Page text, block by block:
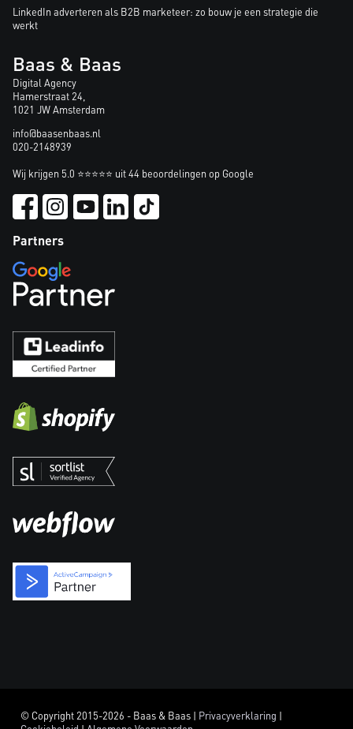
LinkedIn adverteren als B2B marketeer: zo bouw je een strategie die
werkt
Baas & Baas
Digital Agency
Hamerstraat 24,
1021 JW Amsterdam
info@baasenbaas.nl
020-2148939
Wij krijgen 5.0 ⭐⭐⭐⭐⭐ uit 44 beoordelingen op Google
Partners
© Copyright 2015-2026 - Baas & Baas | Privacyverklaring |